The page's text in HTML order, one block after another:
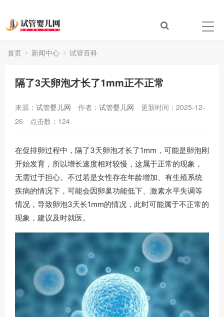
首页 新闻中心 试管百科
隔了3天卵泡才长了1mm正不正常
来源： 试管婴儿网 作者： 试管婴儿网
更新时间：2025-12-
26
点击数： 124
在促排卵过程中，隔了3天卵泡才长了1mm，可能是卵泡刚
开始发育，所以增长速度相对较慢，这属于正常的现象，
无需过于担心。不过若是女性存在年龄增加、有生殖系统
疾病的情况下，可能会因卵巢功能低下、激素水平失调等
情况，导致卵泡3天长1mm的情况，此时可能属于不正常的
现象，建议及时就医。